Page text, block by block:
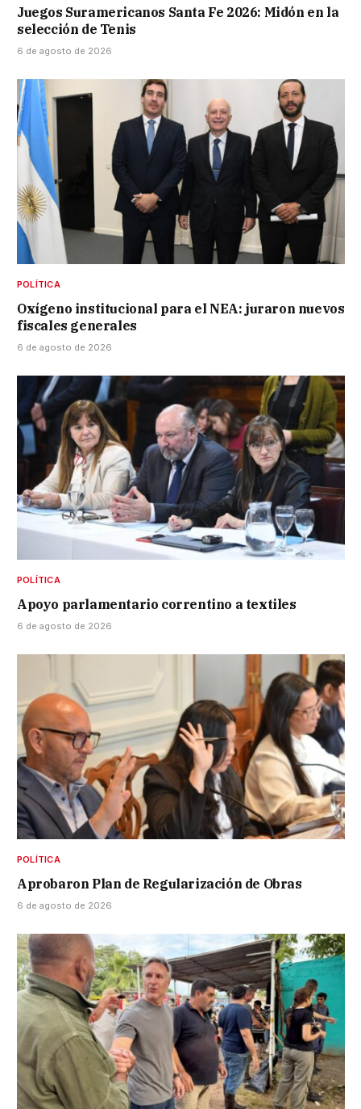
Juegos Suramericanos Santa Fe 2026: Midón en la
selección de Tenis
6 de agosto de 2026
POLÍTICA
Oxígeno institucional para el NEA: juraron nuevos
fiscales generales
6 de agosto de 2026
POLÍTICA
Apoyo parlamentario correntino a textiles
6 de agosto de 2026
POLÍTICA
Aprobaron Plan de Regularización de Obras
6 de agosto de 2026